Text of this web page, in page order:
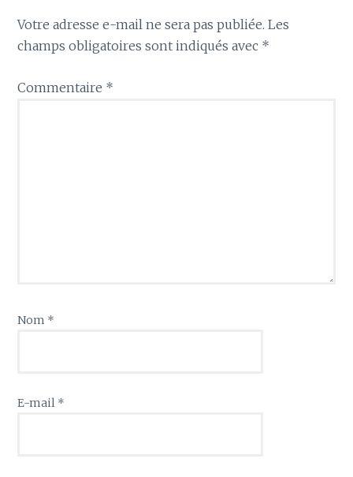
Votre adresse e-mail ne sera pas publiée. Les
champs obligatoires sont indiqués avec *
Commentaire *
Nom *
E-mail *